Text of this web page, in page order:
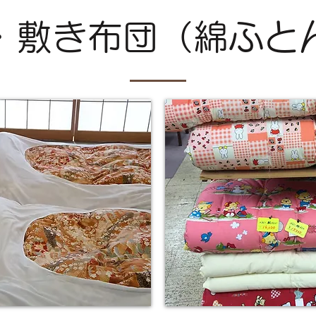
敷き布団（綿ふと